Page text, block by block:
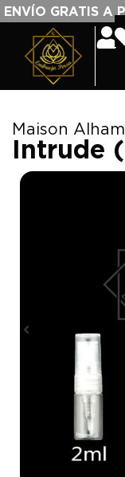
ENVÍO GRATIS A
Maison
Intrude